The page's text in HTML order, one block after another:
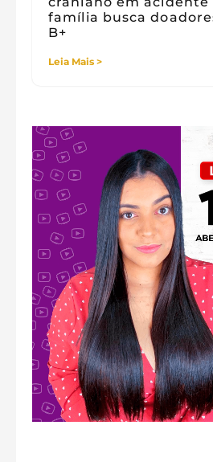
família busca
B+
Leia Mais >